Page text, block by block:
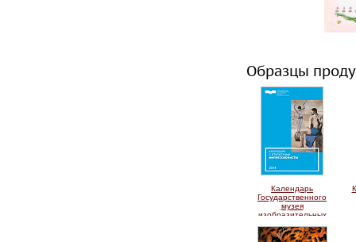
Образцы
Календарь
Государственного
музея
изобразительных
Пушкина